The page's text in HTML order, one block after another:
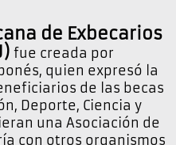
de Exbecarios
fue creada por
quien expresó la
de las becas
Deporte, Ciencia y
una Asociación de
con otros organismos